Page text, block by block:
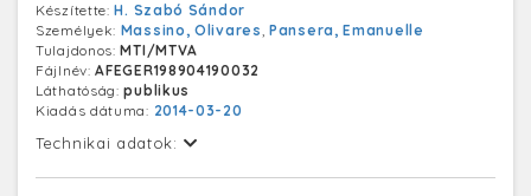
Készítette:H. Szabó Sándor
Személyek: Massino, Olivares,Pansera, Emanuelle
Tulajdonos:MTI/MTVA
Fájlnév:AFEGER198904190032
Láthatóság:publikus
Kiadás dátuma: 2014-03-20
Technikai adatok: